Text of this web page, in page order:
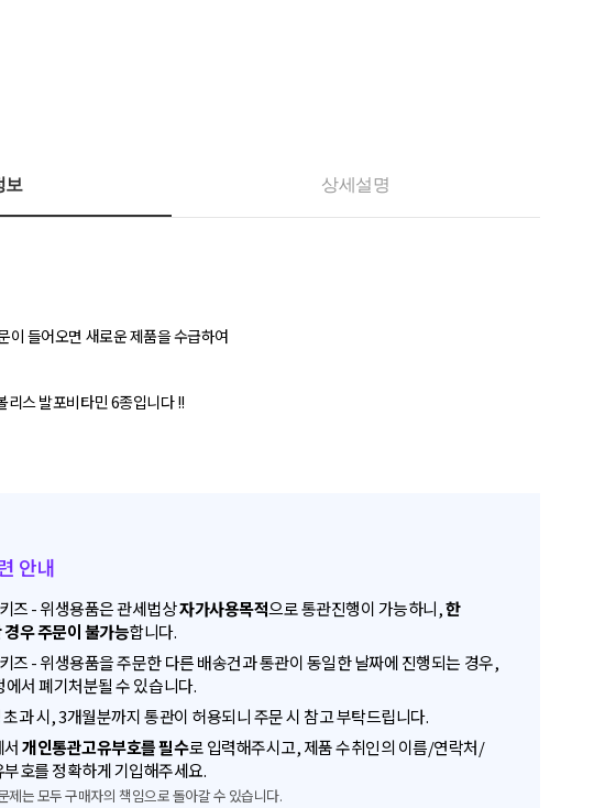
보 상세설명
이 들어오면 새로운 제품을 수급하여
리스 발포비타민 6종입니다 !!
안내
즈 - 위생용품은 관세법상자가사용목적으로 통관진행이 가능하니,한
우 주문이 불가능합니다.
즈 - 위생용품을 주문한 다른 배송건과 통관이 동일한 날짜에 진행되는 경우,
에서 폐기처분될 수 있습니다.
과 시, 3개월분까지 통관이 허용되니 주문 시 참고 부탁드립니다.
서개인통관고유부호를 필수로 입력해주시고, 제품 수취인의 이름/연락처/
호를 정확하게 기입해주세요.
제는 모두 구매자의 책임으로 돌아갈 수 있습니다.